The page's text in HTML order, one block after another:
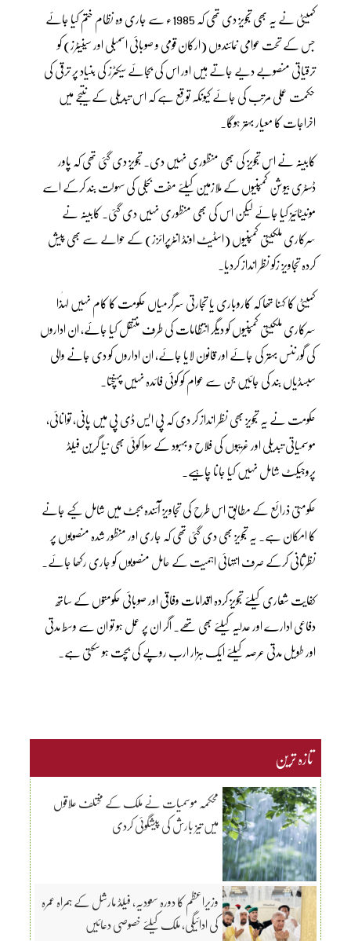
کمیٹی نے یہ بھی تجویز دی تھی کہ 1985ء سے جاری وہ نظام ختم کیا جائے
جس کے تحت عوامی نمائندوں (ارکان قومی و صوبائی اسمبلی اور سینیٹرز) کو
ترقیاتی منصوبے دیے جاتے ہیں اور اس کی بجائے سیکٹرز کی بنیاد پر ترقی کی
حکمت عملی مرتب کی جائے کیونکہ توقع ہے کہ اس تبدیلی کے نتیجے میں
اخراجات کا معیار بہتر ہوگا۔
کابینہ نے اس تجویز کی بھی منظوری نہیں دی۔ تجویز دی گئی تھی کہ پاور
ڈسٹری بیوشن کمپنیوں کے ملازمین کیلئے مفت بجلی کی سہولت بند کرکے اسے
مونیٹائیز کیا جائے لیکن اس کی بھی منظوری نہیں دی گئی۔ کابینہ نے
سرکاری ملکیتی کمپنیوں (اسٹیٹ اونڈ انٹرپرائزز) کے حوالے سے بھی پیش
کردہ تجاویز زکو نظر انداز کردیا۔
کمیٹی کا کہنا تھا کہ کاروباری یا تجارتی سرگرمیاں حکومت کا کام نہیں لہٰذا
سرکاری ملکیتی کمپنیوں کو دیگر انتظامات کی طرف منتقل کیا جائے، ان اداروں
کی گورننس بہتر کی جائے اور قانون لایا جائے، ان اداروں کو دی جانے والی
سبسڈیاں بند کی جائیں جن سے عوام کو کوئی فائدہ نہیں پہنچتا۔
حکومت نے یہ تجویز بھی نظر انداز کر دی کہ پی ایس ڈی پی میں پانی، توانائی،
موسمیاتی تبدیلی اور غریبوں کی فلاح و بہبود کے سوا کوئی بھی نیا گرین فیلڈ
پروجیکٹ شامل نہیں کیا جانا چاہیے۔
حکومتی ذرائع کے مطابق اس طرح کی تجاویز آئندہ بجٹ میں شامل کیے جانے
کا امکان ہے۔ یہ تجویز بھی دی گئی تھی کہ جاری اور منظور شدہ منصوبوں پر
نظرثانی کرکے صرف انتہائی اہمیت کے حامل منصوبوں کو جاری رکھا جائے۔
کفایت شعاری کیلئے تجویز کردہ اقدامات وفاقی اور صوبائی حکومتوں کے ساتھ
دفاعی ادارے اور عدلیہ کیلئے بھی تھے۔ اگر ان پر عمل ہو تو ان سے وسط مدتی
اور طویل مدتی عرصہ کیلئے ایک ہزار ارب روپے کی بچت ہو سکتی ہے۔
تازہ ترین
محکمہ موسمیات نے ملک کے مختلف علاقوں
میں تیز بارش کی پیشگوئی کردی
وزیراعظم کا دورہ سعودیہ، فیلڈ مارشل کے ہمراہ عمرہ
کی ادائیگی، ملک کیلئے خصوصی دعائیں